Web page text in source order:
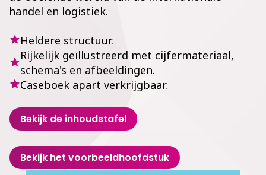
handel en logistiek.
Heldere structuur.
Rijkelijk geïllustreerd met cijfermateriaal,
schema's en afbeeldingen.
Caseboek apart verkrijgbaar.
Bekijk de inhoudstafel
Bekijk het voorbeeldhoofdstuk